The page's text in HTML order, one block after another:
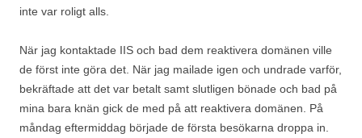
inte var roligt alls.
När jag kontaktade IIS och bad dem reaktivera domänen ville
de först inte göra det. När jag mailade igen och undrade varför,
bekräftade att det var betalt samt slutligen bönade och bad på
mina bara knän gick de med på att reaktivera domänen. På
måndag eftermiddag började de första besökarna droppa in.